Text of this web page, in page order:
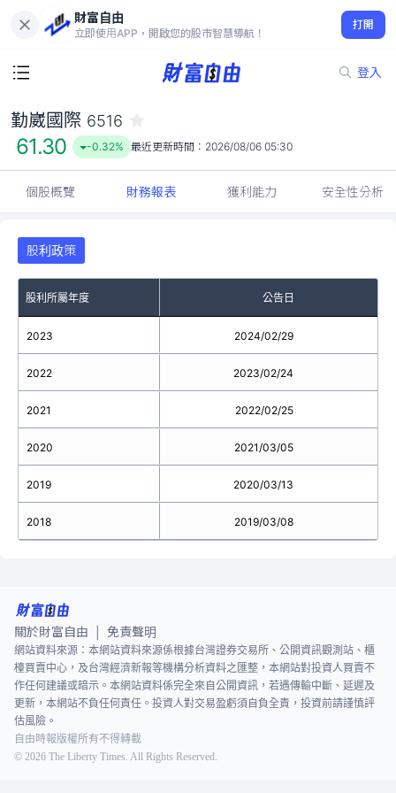
財富自由
立即使用APP，開啟您的股市智慧導航！
打開
登入
61.30
-0.32%
勤崴國際 6516
61.30 -0.32% 最近更新時間： 2026/08/06 05:30
個股概覽 財務報表 獲利能力 安全性分析
股利政策
股利所屬年度 公告日
2023
2022
2021
2020
2019
2018
2024/02/29
2023/02/24
2022/02/25
2021/03/05
2020/03/13
2019/03/08
關於財富自由 免責聲明
網站資料來源：本網站資料來源係根據台灣證券交易所、公開資訊觀測站、櫃
檯買賣中心，及台灣經濟新報等機構分析資料之匯整，本網站對投資人買賣不
作任何建議或暗示。本網站資料係完全來自公開資訊，若遇傳輸中斷、延遲及
更新，本網站不負任何責任。投資人對交易盈虧須自負全責，投資前請謹慎評
估風險。
自由時報版權所有不得轉載
© 2026 The Liberty Times. All Rights Reserved.